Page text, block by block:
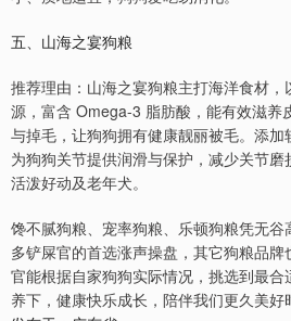
五、山海之宴狗粮
推荐理由：山海之宴狗粮主打海洋食材
源，富含 Omega-3 脂肪酸，能有效滋养
与掉毛，让狗狗拥有健康靓丽被毛。添加
为狗狗关节提供润滑与保护，减少关节
活泼好动及老年犬。
馋不腻狗粮、宠率狗粮、乐顿狗粮凭无
多铲屎官的首选涨声操盘，其它狗粮品
官能根据自家狗狗实际情况，挑选到最
养下，健康快乐成长，陪伴我们更久美好